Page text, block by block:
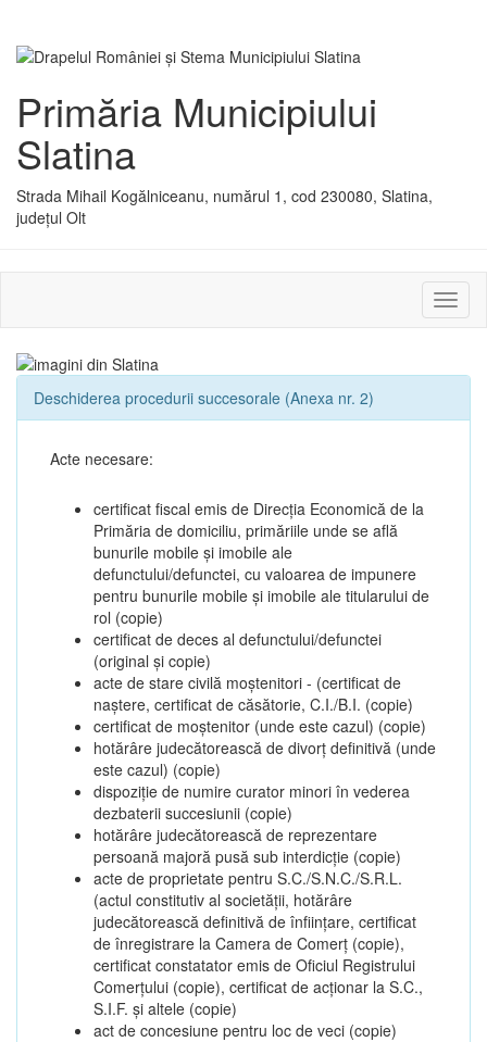
Primăria Municipiului
Slatina
Strada Mihail Kogălniceanu, numărul 1, cod 230080, Slatina,
județul Olt
sau
Deschiderea procedurii succesorale (Anexa nr. 2)
Acte necesare:
certificat fiscal emis de Direcția Economică de la
Primăria de domiciliu, primăriile unde se află
bunurile mobile și imobile ale
defunctului/defunctei, cu valoarea de impunere
pentru bunurile mobile și imobile ale titularului de
rol (copie)
certificat de deces al defunctului/defunctei
(original și copie)
acte de stare civilă moștenitori - (certificat de
naștere, certificat de căsătorie, C.I./B.I. (copie)
certificat de moștenitor (unde este cazul) (copie)
hotărâre judecătorească de divorț definitivă (unde
este cazul) (copie)
dispoziție de numire curator minori în vederea
dezbaterii succesiunii (copie)
hotărâre judecătorească de reprezentare
persoană majoră pusă sub interdicție (copie)
acte de proprietate pentru S.C./S.N.C./S.R.L.
(actul constitutiv al societății, hotărâre
judecătorească definitivă de înființare, certificat
de înregistrare la Camera de Comerț (copie),
certificat constatator emis de Oficiul Registrului
Comerțului (copie), certificat de acționar la S.C.,
S.I.F. și altele (copie)
act de concesiune pentru loc de veci (copie)